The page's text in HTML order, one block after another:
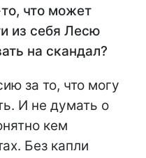
что может
из себя Лесю
на скандал?
за то, что могу
И не думать о
кем
Без капли